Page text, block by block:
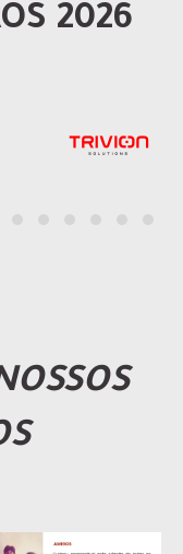
2026